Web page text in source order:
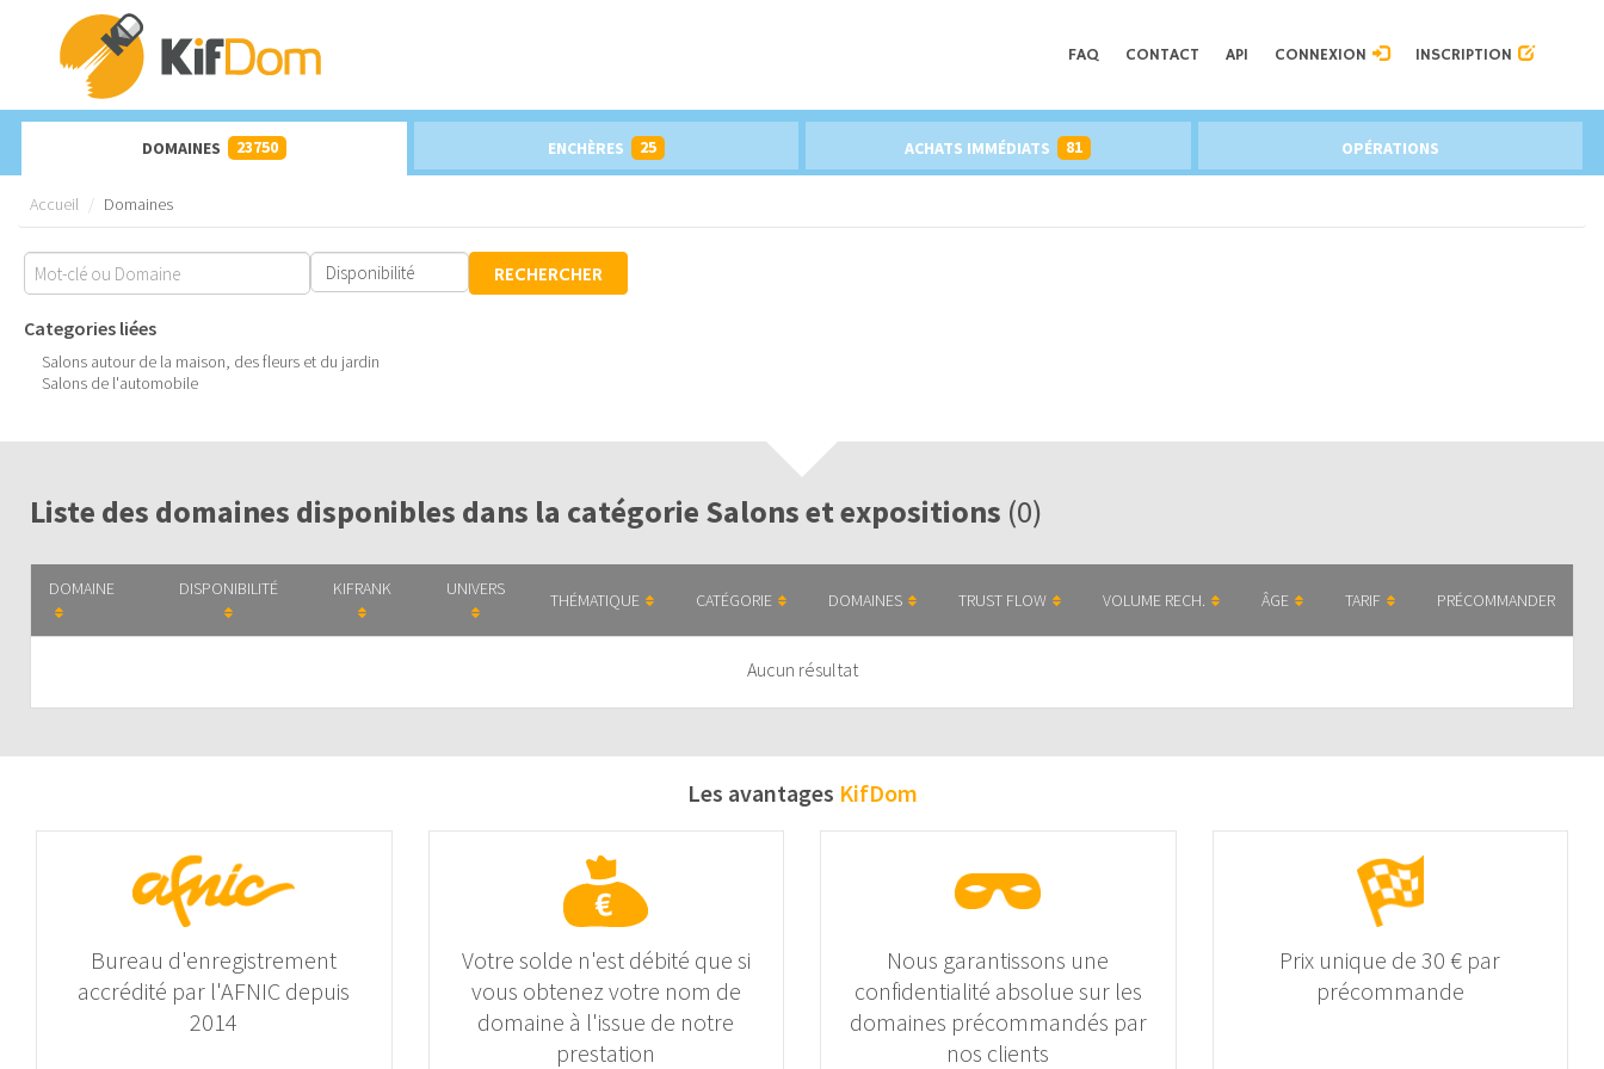
FAQ CONTACT API CONNEXION INSCRIPTION
DOMAINES 23750 ENCHÈRES 25 ACHATS IMMÉDIATS 81 OPÉRATIONS
Accueil Domaines
RECHERCHER
Categories liées
Salons autour de la maison, des fleurs et du jardin
Salons de l'automobile
Liste des domaines disponibles dans la catégorie Salons et expositions (0)
DOMAINE DISPONIBILITÉ KIFRANK UNIVERS
THÉMATIQUE CATÉGORIE DOMAINES TRUST FLOW VOLUME RECH. ÂGE TARIF PRÉCOMMANDER
Aucun résultat
Les avantages KifDom
Bureau d'enregistrement
accrédité par l'AFNIC depuis
2014
Votre solde n'est débité que si
vous obtenez votre nom de
domaine à l'issue de notre
prestation
Nous garantissons une
confidentialité absolue sur les
domaines précommandés par
nos clients
Prix unique de 30 € par
précommande